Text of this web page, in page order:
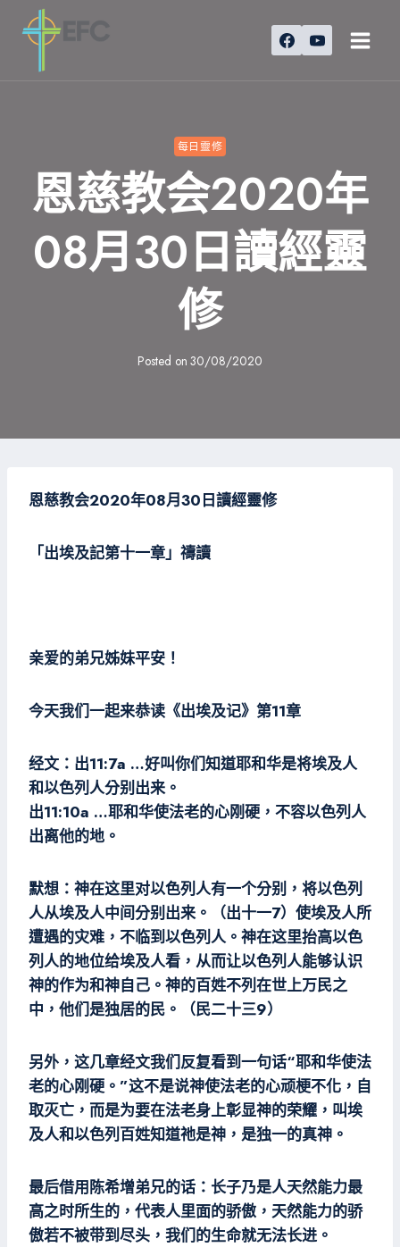
每日靈修
恩慈教会2020年
08月30日讀經靈
修
Posted on 30/08/2020
恩慈教会2020年08月30日讀經靈修
「出埃及記第十一章」禱讀
亲爱的弟兄姊妹平安！
今天我们一起来恭读《出埃及记》第11章
经文：出11:7a …好叫你们知道耶和华是将埃及人
和以色列人分别出来。
出11:10a …耶和华使法老的心刚硬，不容以色列人
出离他的地。
默想：神在这里对以色列人有一个分别，将以色列
人从埃及人中间分别出来。（出十一7）使埃及人所
遭遇的灾难，不临到以色列人。神在这里抬高以色
列人的地位给埃及人看，从而让以色列人能够认识
神的作为和神自己。神的百姓不列在世上万民之
中，他们是独居的民。（民二十三9）
另外，这几章经文我们反复看到一句话“耶和华使法
老的心刚硬。”这不是说神使法老的心顽梗不化，自
取灭亡，而是为要在法老身上彰显神的荣耀，叫埃
及人和以色列百姓知道祂是神，是独一的真神。
最后借用陈希增弟兄的话：长子乃是人天然能力最
高之时所生的，代表人里面的骄傲，天然能力的骄
傲若不被带到尽头，我们的生命就无法长进。